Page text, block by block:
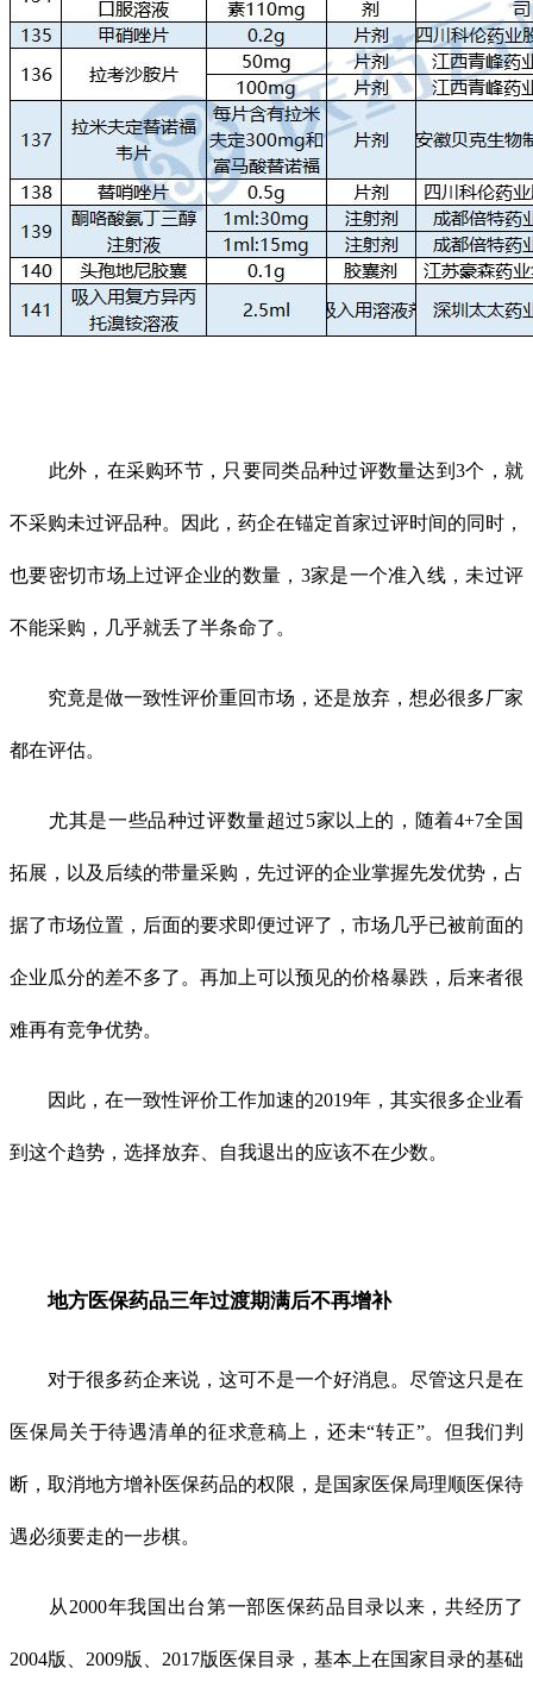
此外，在采购环节，只要同类品种过评数量达到3个，就
不采购未过评品种。因此，药企在锚定首家过评时间的同时，
也要密切市场上过评企业的数量，3家是一个准入线，未过评
不能采购，几乎就丢了半条命了。
究竟是做一致性评价重回市场，还是放弃，想必很多厂家
都在评估。
尤其是一些品种过评数量超过5家以上的，随着4+7全国
拓展，以及后续的带量采购，先过评的企业掌握先发优势，占
据了市场位置，后面的要求即便过评了，市场几乎已被前面的
企业瓜分的差不多了。再加上可以预见的价格暴跌，后来者很
难再有竞争优势。
因此，在一致性评价工作加速的2019年，其实很多企业看
到这个趋势，选择放弃、自我退出的应该不在少数。
地方医保药品三年过渡期满后不再增补
对于很多药企来说，这可不是一个好消息。尽管这只是在
医保局关于待遇清单的征求意稿上，还未“转正”。但我们判
断，取消地方增补医保药品的权限，是国家医保局理顺医保待
遇必须要走的一步棋。
从2000年我国出台第一部医保药品目录以来，共经历了
2004版、2009版、2017版医保目录，基本上在国家目录的基础